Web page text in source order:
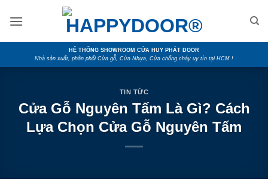
HỆ THỐNG SHOWROOM CỬA HUY PHÁT DOOR
Nhà sản xuất, phân phối Cửa gỗ, Cửa Nhựa, Cửa chống cháy uy tín tại HCM !
TIN TỨC
Cửa Gỗ Nguyên Tấm Là Gì? Cách
Lựa Chọn Cửa Gỗ Nguyên Tấm